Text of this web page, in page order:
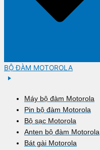
BỘ ĐÀM MOTOROLA
Máy bộ đàm Motorola
Pin bộ đàm Motorola
Bộ sạc Motorola
Anten bộ đàm Motorola
Bát gài Motorola